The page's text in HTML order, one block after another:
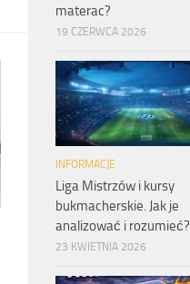
materac?
19 CZERWCA 2026
INFORMACJE
Liga Mistrzów i kursy
bukmacherskie. Jak je
analizować i rozumieć?
23 KWIETNIA 2026